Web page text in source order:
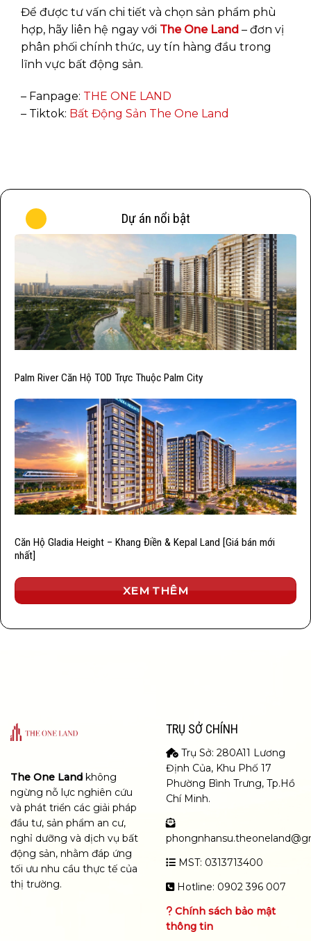
Để được tư vấn chi tiết và chọn sản phẩm phù
hợp, hãy liên hệ ngay với The One Land – đơn vị
phân phối chính thức, uy tín hàng đầu trong
lĩnh vực bất động sản.
– Fanpage: THE ONE LAND
– Tiktok: Bất Động Sản The One Land
Dự án nổi bật
Palm River Căn Hộ TOD Trực Thuộc Palm City
Căn Hộ Gladia Height – Khang Điền & Kepal Land [Giá bán mới
nhất]
XEM THÊM
The One Land không
ngừng nỗ lực nghiên cứu
và phát triển các giải pháp
đầu tư, sản phẩm an cư,
nghỉ dưỡng và dịch vụ bất
động sản, nhằm đáp ứng
tối ưu nhu cầu thực tế của
thị trường.
TRỤ SỞ CHÍNH
Trụ Sở: 280A11 Lương
Định Của, Khu Phố 17
Phường Bình Trưng, Tp.Hồ
Chí Minh.
MST: 0313713400
Hotline: 0902 396 007
Chính sách bảo mật
thông tin